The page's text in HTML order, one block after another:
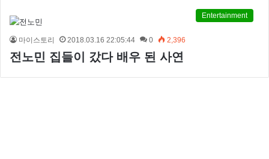
Entertainment
마이스토리 2018.03.16 22:05:44 0 2,396
전노민 집들이 갔다 배우 된 사연